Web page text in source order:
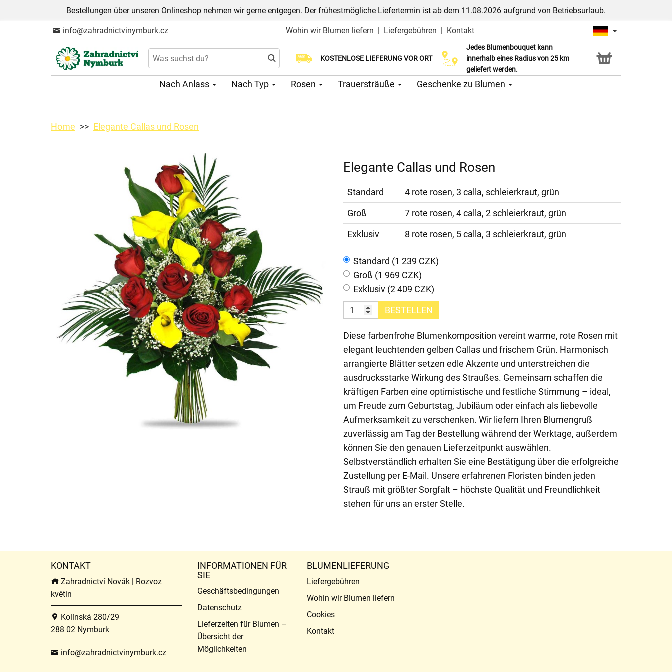
Bestellungen über unseren Onlineshop nehmen wir gerne entgegen. Der frühestmögliche Liefertermin ist ab dem 11.08.2026 aufgrund von Betriebsurlaub.
info@zahradnictvinymburk.cz Wohin wir Blumen liefern | Liefergebühren | Kontakt
KOSTENLOSE LIEFERUNG VOR ORT
Wählen Sie Ihr Lieferdatum
Jedes Blumenbouquet kann
innerhalb eines Radius von 25 km
geliefert werden.
Click & Collect Service
Nach Anlass Nach Typ Rosen Trauersträuße Geschenke zu Blumen
Home Elegante Callas und Rosen
Elegante Callas und Rosen
Standard
4 rote rosen, 3 calla, schleierkraut, grün
Groß
7 rote rosen, 4 calla, 2 schleierkraut, grün
Exklusiv
8 rote rosen, 5 calla, 3 schleierkraut, grün
Standard (1 239 CZK)
Groß (1 969 CZK)
Exklusiv (2 409 CZK)
BESTELLEN
Diese farbenfrohe Blumenkomposition vereint warme, rote Rosen mit
elegant leuchtenden gelben Callas und frischem Grün. Harmonisch
arrangierte Blätter setzen edle Akzente und unterstreichen die
ausdrucksstarke Wirkung des Straußes. Gemeinsam schaffen die
kräftigen Farben eine optimistische und festliche Stimmung – ideal,
um Freude zum Geburtstag, Jubiläum oder einfach als liebevolle
Aufmerksamkeit zu verschenken. Wir liefern Ihren Blumengruß
zuverlässig am Tag der Bestellung während der Werktage, außerdem
können Sie den genauen Lieferzeitpunkt auswählen.
Selbstverständlich erhalten Sie eine Bestätigung über die erfolgreiche
Zustellung per E-Mail. Unsere erfahrenen Floristen binden jeden
Strauß mit größter Sorgfalt – höchste Qualität und Freundlichkeit
stehen für uns an erster Stelle.
KONTAKT
Zahradnictví Novák | Rozvoz
květin
Kolínská 280/29
288 02 Nymburk
info@zahradnictvinymburk.cz
INFORMATIONEN FÜR
SIE
Geschäftsbedingungen
Datenschutz
Lieferzeiten für Blumen –
Übersicht der
Möglichkeiten
BLUMENLIEFERUNG
Liefergebühren
Wohin wir Blumen liefern
Cookies
Kontakt